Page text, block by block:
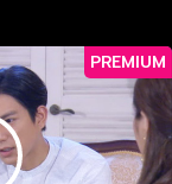
PREMIUM